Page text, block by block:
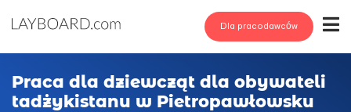
Dla pracodawców
Praca dla dziewcząt dla obywateli
tadżykistanu w Pietropawłowsku